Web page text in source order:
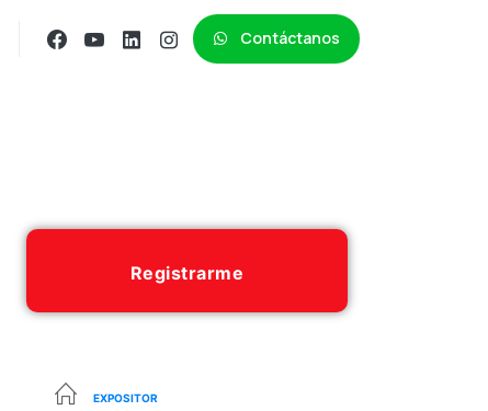
Contáctanos
Registrarme
EXPOSITOR